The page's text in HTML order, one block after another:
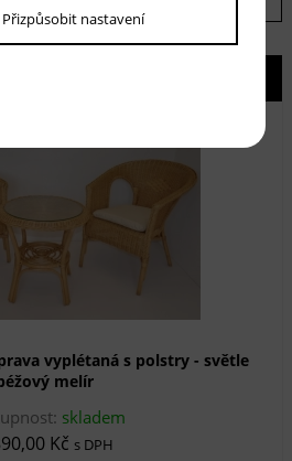
vyplétaná s polstry - světle
melír
skladem
Kč s DPH
Přizpůsobit nastavení